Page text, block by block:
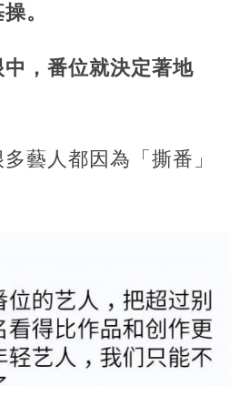
。
，番位就決定著地
藝人都因為「撕番」